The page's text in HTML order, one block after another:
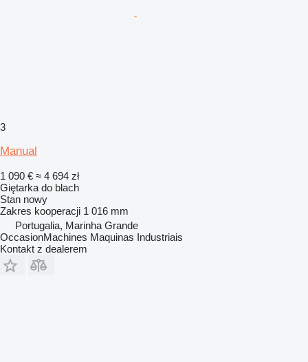
3
Manual
1 090 € ≈ 4 694 zł
Giętarka do blach
Stan nowy
Zakres kooperacji 1 016 mm
Portugalia, Marinha Grande
OccasionMachines Maquinas Industriais
Kontakt z dealerem